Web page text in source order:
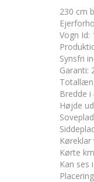
230 cm
Vogn Id:
Synsfri
Garanti:
Bredde i
Højde
Kørte
Kan ses